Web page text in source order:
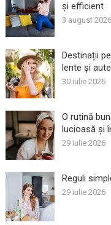
și efficient
3 august 2026
Destinații
lente și
30 iulie 2026
O rutină
lucioasă și
29 iulie 2026
Reguli
29 iulie 2026